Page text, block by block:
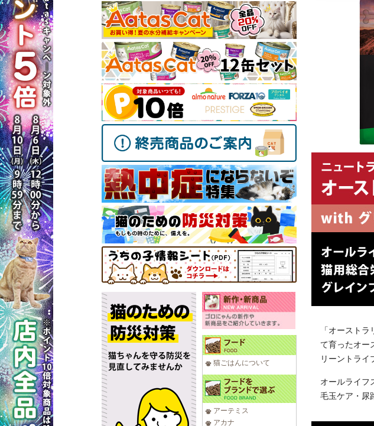
猫ごはんについて
アーテミス
アカナ
「オースト
て育ったオー
リーントライ
オールライフ
毛玉ケア・尿